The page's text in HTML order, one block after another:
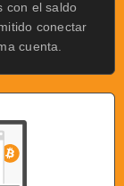
con el saldo
conectar
cuenta.